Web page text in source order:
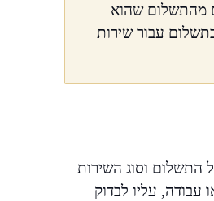
מהתשלום שהוא
עבור שירות
התשלום וסוג השירות
עבודה, עליו לבדוק